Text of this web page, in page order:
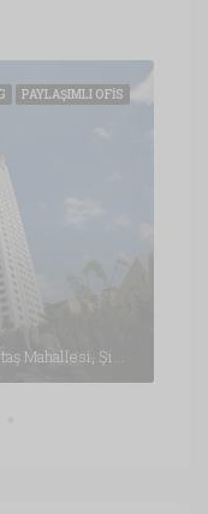
PAYLAŞIMLI OFIS
Hakkı Yeten Caddesi, Dikilitaş, Dikilitaş Mahallesi, Şişli, İstanbul, Marmara Bölgesi, 34349, Türkiye, İstanbul